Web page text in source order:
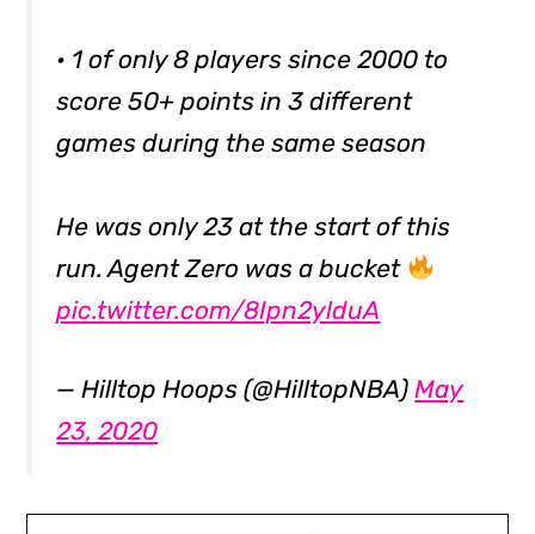
• 1 of only 8 players since 2000 to
score 50+ points in 3 different
games during the same season
He was only 23 at the start of this
run. Agent Zero was a bucket
pic.twitter.com/8Ipn2ylduA
— Hilltop Hoops (@HilltopNBA)May
23, 2020